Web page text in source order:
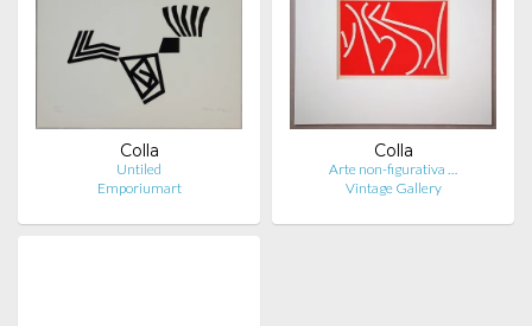
Colla
Untiled
Emporiumart
Colla
Arte non-figurativa …
Vintage Gallery